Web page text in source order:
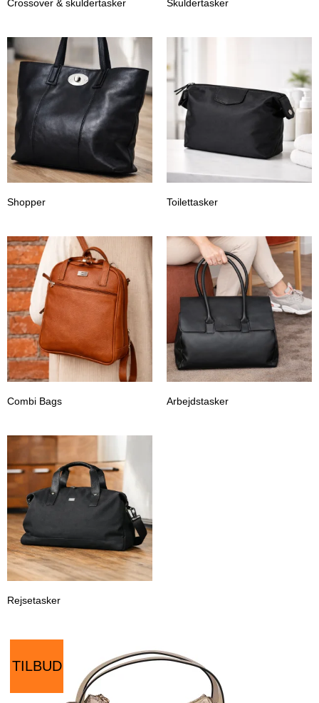
Crossover & skuldertasker Skuldertasker
Shopper Toilettasker
Combi Bags Arbejdstasker
Rejsetasker
TILBUD